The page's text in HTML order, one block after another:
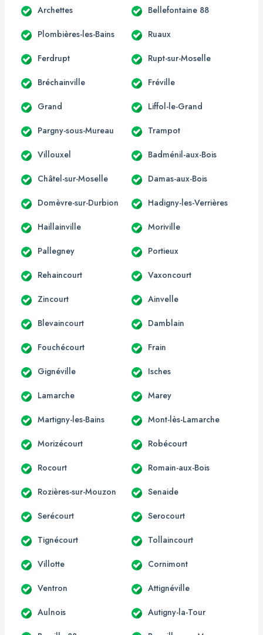
Archettes Bellefontaine 88
Plombières-les-Bains Ruaux
Ferdrupt Rupt-sur-Moselle
Bréchainville Fréville
Grand Liffol-le-Grand
Pargny-sous-Mureau Trampot
Villouxel Badménil-aux-Bois
Châtel-sur-Moselle Damas-aux-Bois
Domèvre-sur-Durbion Hadigny-les-Verrières
Haillainville Moriville
Pallegney Portieux
Rehaincourt Vaxoncourt
Zincourt Ainvelle
Blevaincourt Damblain
Fouchécourt Frain
Gignéville Isches
Lamarche Marey
Martigny-les-Bains Mont-lès-Lamarche
Morizécourt Robécourt
Rocourt Romain-aux-Bois
Rozières-sur-Mouzon Senaide
Serécourt Serocourt
Tignécourt Tollaincourt
Villotte Cornimont
Ventron Attignéville
Aulnois Autigny-la-Tour